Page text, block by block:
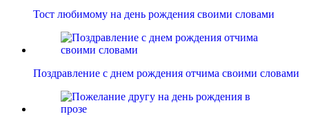
Тост любимому на день рождения своими словами
Поздравление с днем рождения отчима своими словами